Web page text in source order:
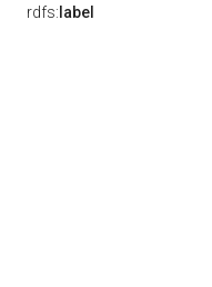
rdfs: label